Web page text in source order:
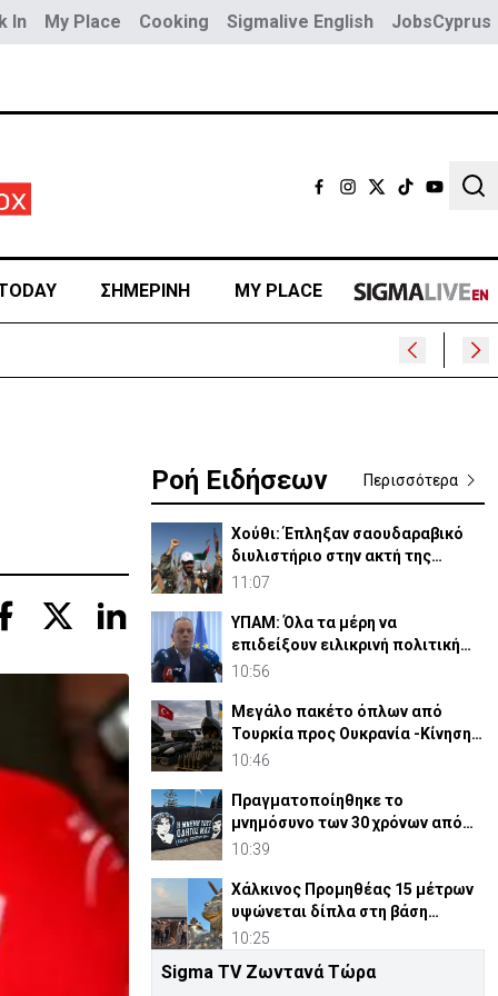
In My Place Cooking Sigmalive English JobsCyprus
ΣΗΜΕΡΙΝΗ MY PLACE
Ροή Ειδήσεων Περισσότερα
Χούθι: Έπληξαν σαουδαραβικό
διυλιστήριο στην ακτή της
Ερυθράς Θάλασσας
11:07
ΥΠΑΜ: Όλα τα μέρη να
επιδείξουν ειλικρινή πολιτική
βούληση στο Κυπριακό
10:56
Μεγάλο πακέτο όπλων από
Τουρκία προς Ουκρανία -Κίνηση
με μήνυμα προς Μόσχα;
10:46
Πραγματοποίηθηκε το
μνημόσυνο των 30 χρόνων από
τις θυσίες Ισαάκ-Σολωμού (pic)
10:39
Χάλκινος Προμηθέας 15 μέτρων
υψώνεται δίπλα στη βάση
SpaceX του Έλον Μασκ
10:25
GSI: Η γεωπολιτική «σκακιέρα»
Sigma TV Ζωντανά Τώρα